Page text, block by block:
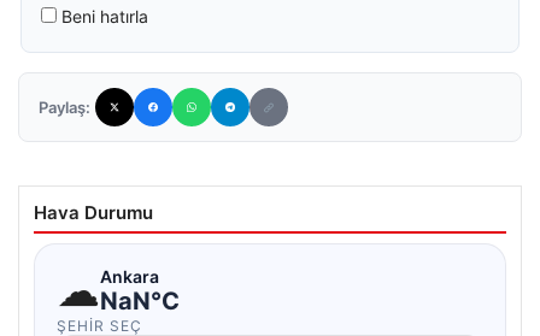
Beni hatırla
Paylaş:
Hava Durumu
☁Ankara
NaN°C
ŞEHIR SEÇ